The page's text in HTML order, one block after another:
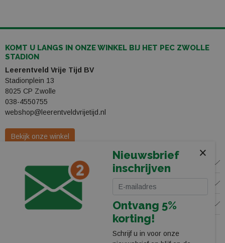
KOMT U LANGS IN ONZE WINKEL BIJ HET PEC ZWOLLE
STADION
Leerentveld Vrije Tijd BV
Stadionplein 13
8025 CP Zwolle
038-4550755
webshop@leerentveldvrijetijd.nl
Bekijk onze winkel
WINKEL
KLANTENSERVICE
VOLG ONS
×
Nieuwsbrief
inschrijven
Ontvang 5%
korting!
Schrijf u in voor onze